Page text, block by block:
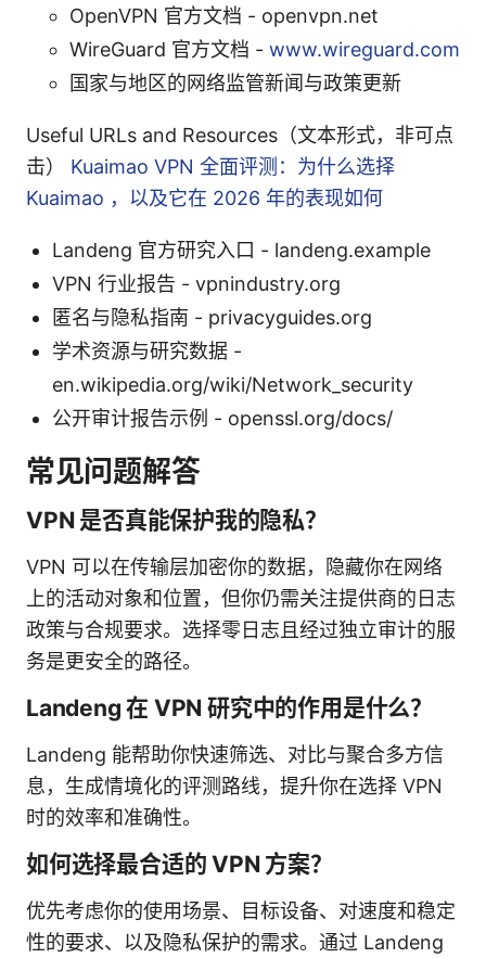
OpenVPN 官方文档 - openvpn.net
WireGuard 官方文档 - www.wireguard.com
国家与地区的网络监管新闻与政策更新
Useful URLs and Resources（文本形式，非可点
击） Kuaimao VPN 全面评测：为什么选择
Kuaimao ，以及它在 2026 年的表现如何
Landeng 官方研究入口 - landeng.example
VPN 行业报告 - vpnindustry.org
匿名与隐私指南 - privacyguides.org
学术资源与研究数据 -
en.wikipedia.org/wiki/Network_security
公开审计报告示例 - openssl.org/docs/
常见问题解答
VPN 是否真能保护我的隐私？
VPN 可以在传输层加密你的数据，隐藏你在网络
上的活动对象和位置，但你仍需关注提供商的日志
政策与合规要求。选择零日志且经过独立审计的服
务是更安全的路径。
Landeng 在 VPN 研究中的作用是什么？
Landeng 能帮助你快速筛选、对比与聚合多方信
息，生成情境化的评测路线，提升你在选择 VPN
时的效率和准确性。
如何选择最合适的 VPN 方案？
优先考虑你的使用场景、目标设备、对速度和稳定
性的要求、以及隐私保护的需求。通过 Landeng